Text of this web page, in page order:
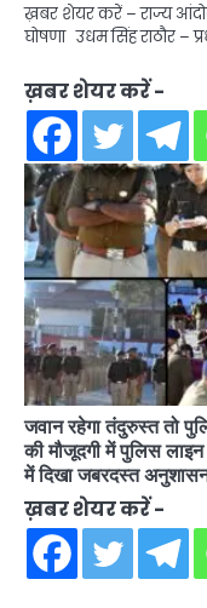
ख़बर शेयर करें – राज्य
घोषणा उधम सिंह राठौर –
ख़बर शेयर करें -
जवान रहेगा तंदुरुस्त तो
की मौजूदगी में पुलिस
में दिखा जबरदस्त
ख़बर शेयर करें -